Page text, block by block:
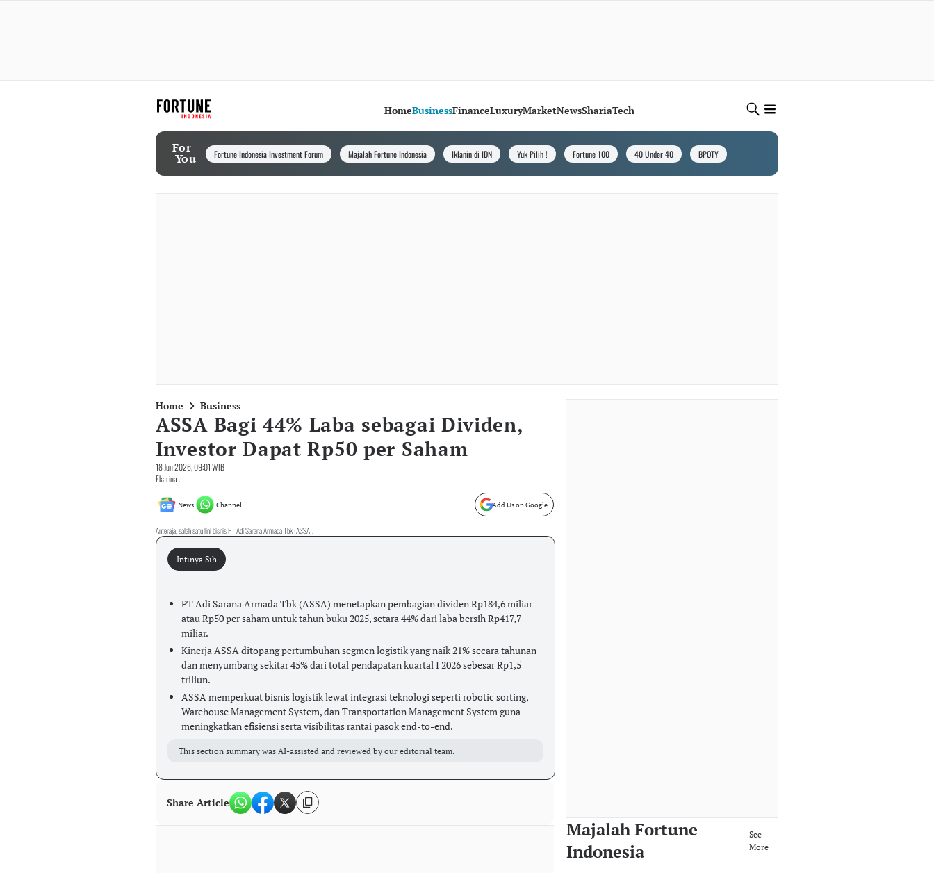
HomeBusinessFinanceLuxuryMarketNewsShariaTech
For
You Fortune Indonesia Investment Forum Majalah Fortune Indonesia Iklanin di IDN Yuk Pilih ! Fortune 100 40 Under 40 BPOTY
Home Business
ASSA Bagi 44% Laba sebagai Dividen,
Investor Dapat Rp50 per Saham
18 Jun 2026, 09:01 WIB
Ekarina .
News Channel Add Us on Google
Anteraja, salah satu lini bisnis PT Adi Sarana Armada Tbk (ASSA).
Intinya Sih
PT Adi Sarana Armada Tbk (ASSA) menetapkan pembagian dividen Rp184,6 miliar
atau Rp50 per saham untuk tahun buku 2025, setara 44% dari laba bersih Rp417,7
miliar.
Kinerja ASSA ditopang pertumbuhan segmen logistik yang naik 21% secara tahunan
dan menyumbang sekitar 45% dari total pendapatan kuartal I 2026 sebesar Rp1,5
triliun.
ASSA memperkuat bisnis logistik lewat integrasi teknologi seperti robotic sorting,
Warehouse Management System, dan Transportation Management System guna
meningkatkan efisiensi serta visibilitas rantai pasok end-to-end.
This section summary was AI-assisted and reviewed by our editorial team.
Share Article
Majalah Fortune
Indonesia
See
More